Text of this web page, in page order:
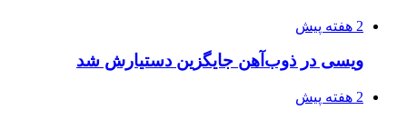
2 هفته پیش
ویسی در ذوب‌آهن جایگزین دستیارش شد
2 هفته پیش